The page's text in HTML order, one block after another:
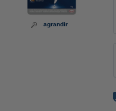
agrandir